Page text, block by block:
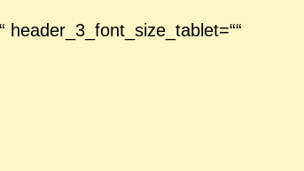
header_3_font_size_tablet=““